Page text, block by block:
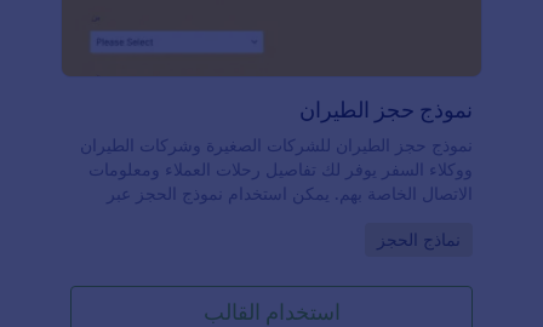
نموذج حجز الطيران
نموذج حجز الطيران للشركات الصغيرة وشركات الطيران
ووكلاء السفر يوفر لك تفاصيل رحلات العملاء ومعلومات
الاتصال الخاصة بهم. يمكن استخدام نموذج الحجز عبر
حجوزات الرحلات الجوية بسهولة من خلال موقع شركة
الجوي، أو وكالة سفر، يمكنك تحسين عملية الحجز
باستخدام قالب نموذج حجز الرحلات المجاني الخاص بنا.
Go to Category:
نماذج الحجز
استخدام القالب